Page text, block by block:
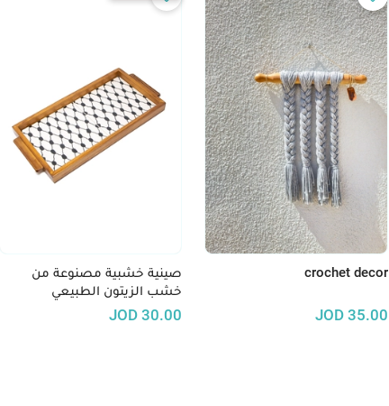
crochet decor
35.00
JOD
صينية خشبية مصنوعة من
خشب الزيتون الطبيعي
30.00
JOD